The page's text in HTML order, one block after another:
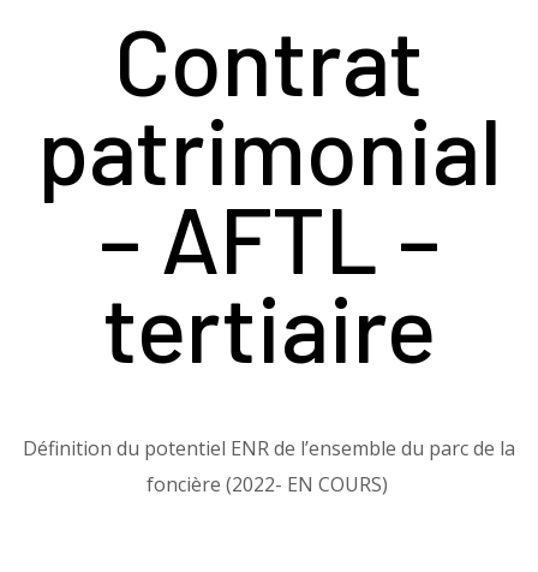
Contrat
patrimonial​
– AFTL –
tertiaire​
Définition du potentiel ENR de l’ensemble du parc de la
foncière (2022- EN COURS) ​